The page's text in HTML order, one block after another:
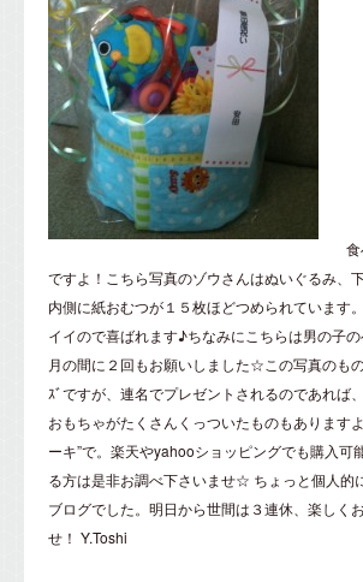
ですよ！こちら写真のゾウさんはぬいぐるみ、
内側に紙おむつが１５枚ほどつめられています
イイので喜ばれます♪ちなみにこちらは男の子
月の間に２回もお願いしました☆この写真のも
ｽﾞですが、連名でプレゼントされるのであれば
おもちゃがたくさんくっついたものもあります
ーキ”で。楽天やyahooショッピングでも購入可
る方は是非お調べ下さいませ☆ ちょっと個人的
ブログでした。明日から世間は３連休、楽しく
せ！ Y.Toshi